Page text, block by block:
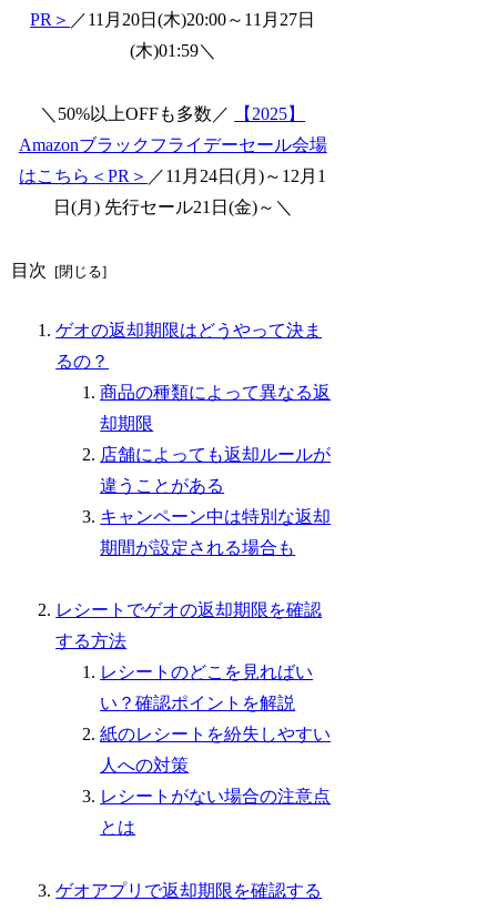
PR＞ ／11月20日(木)20:00～11月27日
(木)01:59＼
＼50%以上OFFも多数／
【2025】
Amazonブラックフライデーセール会場
はこちら＜PR＞ ／11月24日(月)～12月1
日(月) 先行セール21日(金)～＼
目次
ゲオの返却期限はどうやって決ま
るの？
商品の種類によって異なる返
却期限
店舗によっても返却ルールが
違うことがある
キャンペーン中は特別な返却
期間が設定される場合も
レシートでゲオの返却期限を確認
する方法
レシートのどこを見ればい
い？確認ポイントを解説
紙のレシートを紛失しやすい
人への対策
レシートがない場合の注意点
とは
ゲオアプリで返却期限を確認する